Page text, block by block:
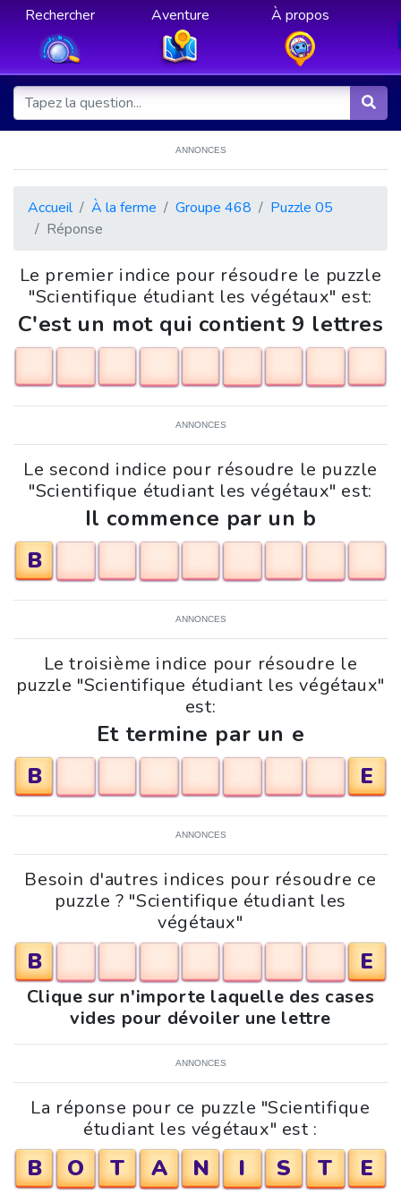
Rechercher Aventure À propos
ANNONCES
Accueil À la ferme Groupe 468
Puzzle 05
Réponse
Le premier indice pour résoudre le puzzle
"Scientifique étudiant les végétaux" est:
C'est un mot qui contient 9 lettres
ANNONCES
Le second indice pour résoudre le puzzle
"Scientifique étudiant les végétaux" est:
Il commence par un b
B
ANNONCES
Le troisième indice pour résoudre le
puzzle "Scientifique étudiant les végétaux"
est:
Et termine par un e
B
E
ANNONCES
Besoin d'autres indices pour résoudre ce
puzzle ? "Scientifique étudiant les
végétaux"
B E
Clique sur n'importe laquelle des cases
vides pour dévoiler une lettre
ANNONCES
La réponse pour ce puzzle "Scientifique
étudiant les végétaux" est :
B O T A N I S T E